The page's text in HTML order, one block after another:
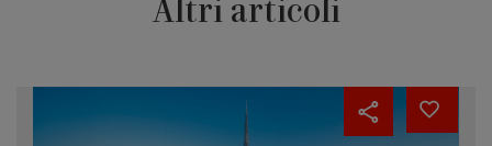
Altri articoli